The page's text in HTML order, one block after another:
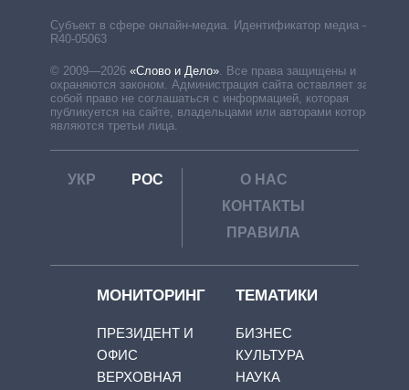
Субъект в сфере онлайн-медиа. Идентификатор медиа –
R40-05063
© 2009—2026 «Слово и Дело» Все права защищены и
охраняются законом. Администрация сайта оставляет за
собой право не соглашаться с информацией, которая
публикуется на сайте, владельцами или авторами которой
являются третьи лица.
УКР РОС
О НАС
КОНТАКТЫ
ПРАВИЛА
МОНИТОРИНГ
ПРЕЗИДЕНТ И
ОФИС
ВЕРХОВНАЯ
ТЕМАТИКИ
БИЗНЕС
КУЛЬТУРА
НАУКА